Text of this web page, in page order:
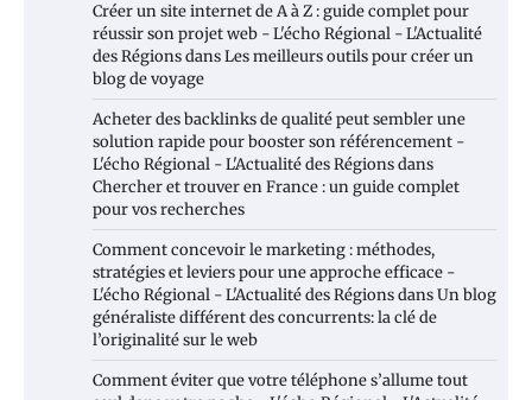
Créer un site internet de A à Z : guide complet pour
réussir son projet web - L'écho Régional - L'Actualité
des RégionsdansLes meilleurs outils pour créer un
blog de voyage
Acheter des backlinks de qualité peut sembler une
solution rapide pour booster son référencement -
L'écho Régional - L'Actualité des Régionsdans
Chercher et trouver en France : un guide complet
pour vos recherches
Comment concevoir le marketing : méthodes,
stratégies et leviers pour une approche efficace -
L'écho Régional - L'Actualité des RégionsdansUn blog
généraliste différent des concurrents: la clé de
l’originalité sur le web
Comment éviter que votre téléphone s’allume tout